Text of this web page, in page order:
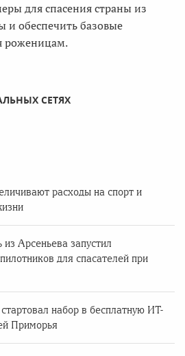
для спасения страны из
и обеспечить базовые
роженицам.
СЕТЯХ
расходы на спорт и
Арсеньева запустил
для спасателей при
набор в бесплатную ИТ-
Приморья